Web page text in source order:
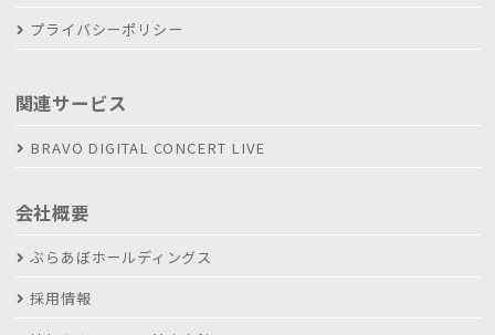
プライバシーポリシー
関連サービス
BRAVO DIGITAL CONCERT LIVE
会社概要
ぶらあぼホールディングス
採用情報